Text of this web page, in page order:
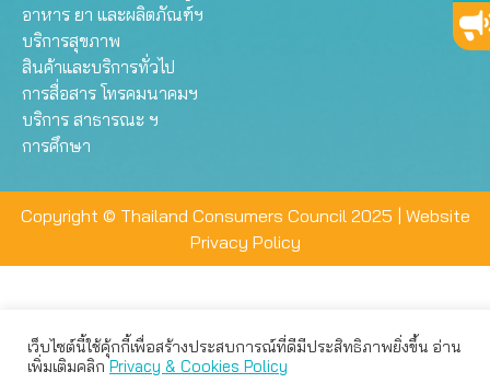
อาหาร ยา และผลิตภัณฑ์ฯ
บริการสุขภาพ
สินค้าและบริการทั่วไป
การสื่อสาร โทรคมนาคมฯ
บริการ สาธารณะ ฯ
การศึกษา
Copyright © Thailand Consumers Council 2025 | Website
Privacy Policy
เว็บไซต์นี้ใช้คุ้กกี้เพื่อสร้างประสบการณ์ที่ดีมีประสิทธิภาพยิ่งขึ้น อ่าน
เพิ่มเติมคลิกPrivacy & Cookies Policy
เว็บไซต์นี้ใช้คุกกี้เพื่อมอบประสบการณ์การใช้งานที่ดีให้แก่ท่าน คุณ